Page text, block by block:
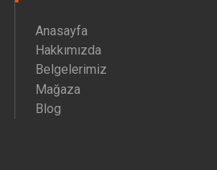
Anasayfa
Hakkımızda
Belgelerimiz
Mağaza
Blog